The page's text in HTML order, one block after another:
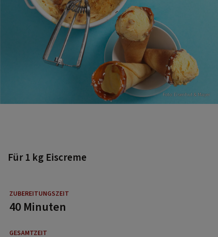
Foto: Eisenhut & Mayer
Für 1 kg Eiscreme
40 Minuten